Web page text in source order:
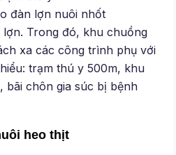
đàn lợn nuôi nhốt
Trong đó, khu chuồng
xa các công trình phụ với
trạm thú y 500m, khu
bãi chôn gia súc bị bệnh
heo thịt